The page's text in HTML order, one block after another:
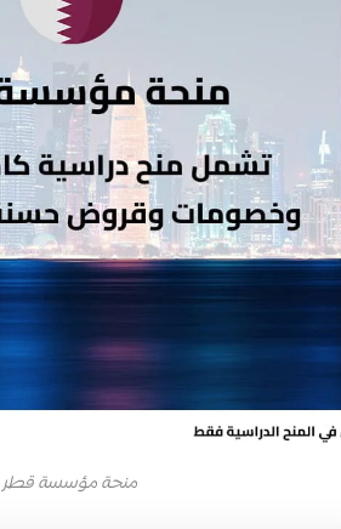
منحة مؤسسة قطر